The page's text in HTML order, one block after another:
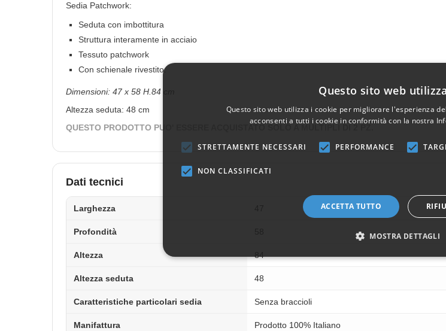
Sedia Patchwork:
Seduta con imbottitura
Struttura interamente in acciaio
Tessuto patchwork
Con schienale rivestito.
Dimensioni: 47 x 58 H.84 cm
Altezza seduta: 48 cm
QUESTO PRODOTTO PUO' ESSERE ACQUISTATO SOLO A MULTIPLI DI 2 PZ.
Dati tecnici
Larghezza
Profondità
Altezza 84
Altezza seduta 48
Caratteristiche particolari sedia Senza braccioli
Manifattura Prodotto 100% Italiano
Questo sito web
Questo sito web utilizza i cookie per migliorare l'esperienza
acconsenti a tutti i cookie in conformità con la nostra
STRETTAMENTE NECESSARI PERFORMANCE
NON CLASSIFICATI
ACCETTA TUTTO
MOSTRA DETTAGLI